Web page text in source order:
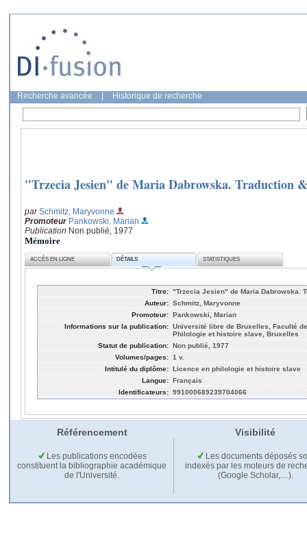
Recherche avancée Historique de recherche
"Trzecia Jesien" de Maria Dabrowska. Traduction
parSchmitz, Maryvonne
Promoteur Pankowski, Marian
Publication Non publié, 1977
Mémoire
ACCÈS EN LIGNE DÉTAILS STATISTIQUES
Titre: "Trzecia Jesien" de Maria Dabrowska.
Auteur: Schmitz, Maryvonne
Promoteur: Pankowski, Marian
Informations sur la publication: Université libre de Bruxelles, Faculté
Philologie et histoire slave, Bruxelles
Statut de publication: Non publié, 1977
Volumes/pages: 1 v.
Intitulé du diplôme: Licence en philologie et histoire slave
Langue: Français
Identificateurs: 991000689239704066
Référencement Visibilité
Les publications encodées
constituent la bibliographie académique
de l'Université.
Les documents déposés
indexés par les moteurs de
(Google Scholar,…).